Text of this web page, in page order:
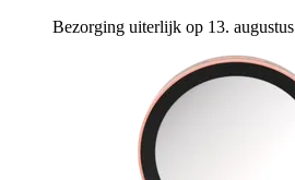
Bezorging uiterlijk op 13. augustus